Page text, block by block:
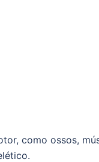
como ossos,